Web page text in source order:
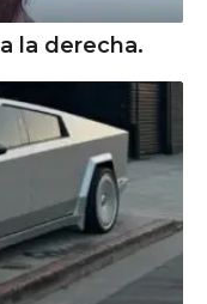
la derecha.